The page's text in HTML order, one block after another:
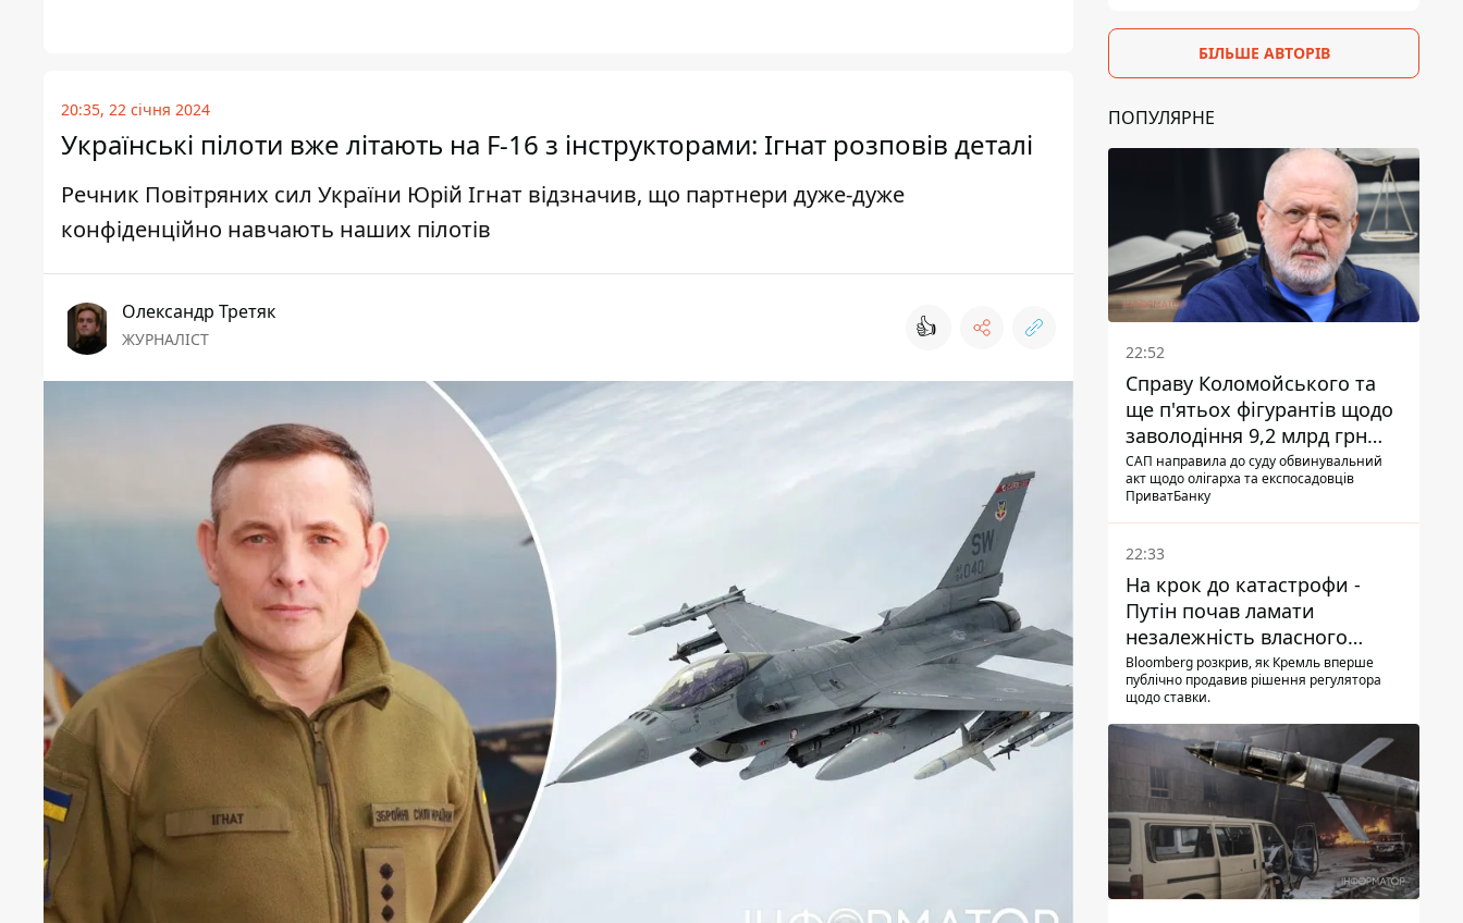
20:35, 22 січня 2024
Українські пілоти вже літають на F-16 з інструкторами: Ігнат розповів деталі
Речник Повітряних сил України Юрій Ігнат відзначив, що партнери дуже-дуже
конфіденційно навчають наших пілотів
Олександр Третяк
ЖУРНАЛІСТ 👍
БІЛЬШЕ АВТОРІВ
ПОПУЛЯРНЕ
22:52
Справу Коломойського та
ще п'ятьох фігурантів щодо
заволодіння 9,2 млрд грн
ПриватБанку скерували до
суду
САП направила до суду обвинувальний
акт щодо олігарха та експосадовців
ПриватБанку
22:33
На крок до катастрофи -
Путін почав ламати
незалежність власного
Центробанку, змусивши
знизити базову ставку
Bloomberg розкрив, як Кремль вперше
публічно продавив рішення регулятора
щодо ставки.